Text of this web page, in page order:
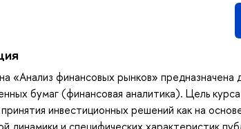
«Анализ финансовых рынков»
бумаг (финансовая аналитика). Цель
инвестиционных решений как на